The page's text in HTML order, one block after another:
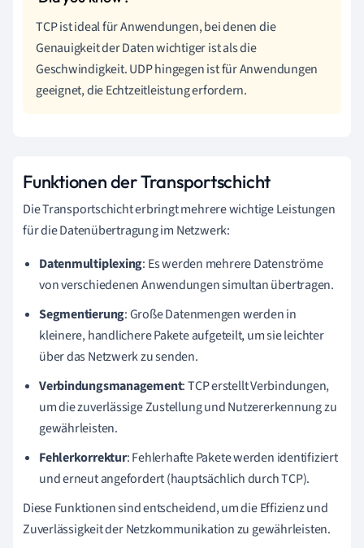
TCP ist ideal für Anwendungen, bei denen die
Genauigkeit der Daten wichtiger ist als die
Geschwindigkeit. UDP hingegen ist für Anwendungen
geeignet, die Echtzeitleistung erfordern.
Funktionen der Transportschicht
Die Transportschicht erbringt mehrere wichtige Leistungen
für die Datenübertragung im Netzwerk:
Datenmultiplexing: Es werden mehrere Datenströme
von verschiedenen Anwendungen simultan übertragen.
Segmentierung: Große Datenmengen werden in
kleinere, handlichere Pakete aufgeteilt, um sie leichter
über das Netzwerk zu senden.
Verbindungsmanagement: TCP erstellt Verbindungen,
um die zuverlässige Zustellung und Nutzererkennung zu
gewährleisten.
Fehlerkorrektur: Fehlerhafte Pakete werden identifiziert
und erneut angefordert (hauptsächlich durch TCP).
Diese Funktionen sind entscheidend, um die Effizienz und
Zuverlässigkeit der Netzkommunikation zu gewährleisten.